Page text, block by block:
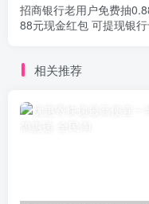
招商银行老用户免费抽
88元现金红包 可提现
相关推荐